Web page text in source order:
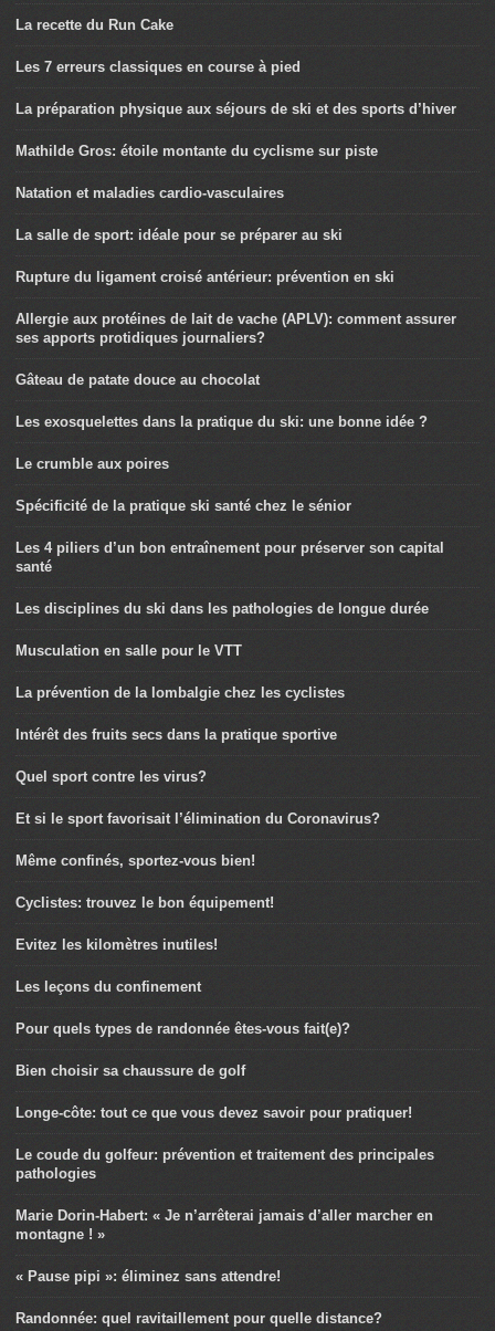
La recette du Run Cake
Les 7 erreurs classiques en course à pied
La préparation physique aux séjours de ski et des sports d’hiver
Mathilde Gros: étoile montante du cyclisme sur piste
Natation et maladies cardio-vasculaires
La salle de sport: idéale pour se préparer au ski
Rupture du ligament croisé antérieur: prévention en ski
Allergie aux protéines de lait de vache (APLV): comment assurer
ses apports protidiques journaliers?
Gâteau de patate douce au chocolat
Les exosquelettes dans la pratique du ski: une bonne idée ?
Le crumble aux poires
Spécificité de la pratique ski santé chez le sénior
Les 4 piliers d’un bon entraînement pour préserver son capital
santé
Les disciplines du ski dans les pathologies de longue durée
Musculation en salle pour le VTT
La prévention de la lombalgie chez les cyclistes
Intérêt des fruits secs dans la pratique sportive
Quel sport contre les virus?
Et si le sport favorisait l’élimination du Coronavirus?
Même confinés, sportez-vous bien!
Cyclistes: trouvez le bon équipement!
Evitez les kilomètres inutiles!
Les leçons du confinement
Pour quels types de randonnée êtes-vous fait(e)?
Bien choisir sa chaussure de golf
Longe-côte: tout ce que vous devez savoir pour pratiquer!
Le coude du golfeur: prévention et traitement des principales
pathologies
Marie Dorin-Habert: « Je n’arrêterai jamais d’aller marcher en
montagne ! »
« Pause pipi »: éliminez sans attendre!
Randonnée: quel ravitaillement pour quelle distance?